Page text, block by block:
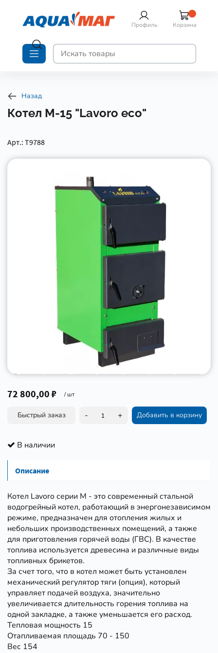
Профиль Корзина
Назад
Котел М-15 "Lavoro eco"
Арт.: Т9788
72 800,00 ₽ / шт
Быстрый заказ - + Добавить в корзину
В наличии
Описание
Котел Lavoro серии M - это современный стальной
водогрейный котел, работающий в энергонезависимом
режиме, предназначен для отопления жилых и
небольших производственных помещений, а также
для приготовления горячей воды (ГВС). В качестве
топлива используется древесина и различные виды
топливных брикетов.
За счет того, что в котел может быть установлен
механический регулятор тяги (опция), который
управляет подачей воздуха, значительно
увеличивается длительность горения топлива на
одной закладке, а также уменьшается его расход.
Тепловая мощность 15
Отапливаемая площадь 70 - 150
Вес 154